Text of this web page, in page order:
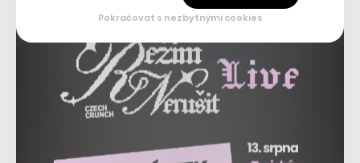
Pokračovat s nezbytnými cookies